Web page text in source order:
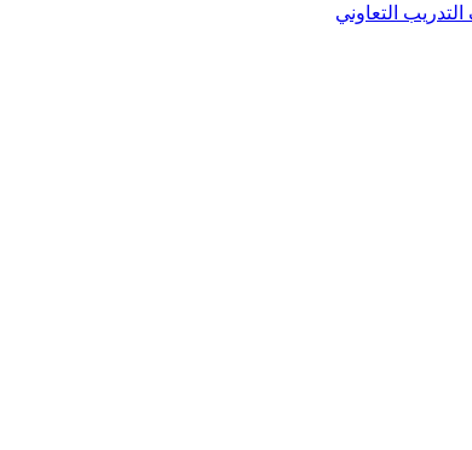
التدريب التعاوني